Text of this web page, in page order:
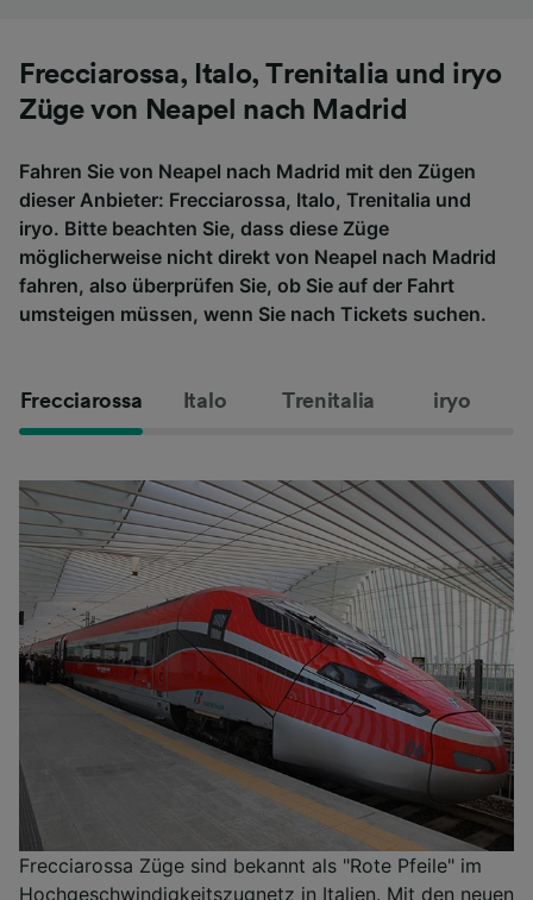
Frecciarossa, Italo, Trenitalia und iryo
Züge von Neapel nach Madrid
Fahren Sie von Neapel nach Madrid mit den Zügen
dieser Anbieter: Frecciarossa, Italo, Trenitalia und
iryo. Bitte beachten Sie, dass diese Züge
möglicherweise nicht direkt von Neapel nach Madrid
fahren, also überprüfen Sie, ob Sie auf der Fahrt
umsteigen müssen, wenn Sie nach Tickets suchen.
Frecciarossa Italo Trenitalia iryo
Frecciarossa Züge sind bekannt als "Rote Pfeile" im
Hochgeschwindigkeitszugnetz in Italien. Mit den neuen